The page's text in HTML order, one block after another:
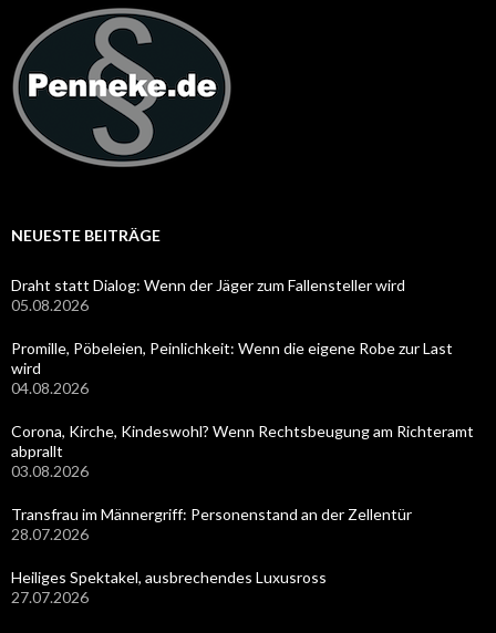
NEUESTE BEITRÄGE
Draht statt Dialog: Wenn der Jäger zum Fallensteller wird
05.08.2026
Promille, Pöbeleien, Peinlichkeit: Wenn die eigene Robe zur Last
wird
04.08.2026
Corona, Kirche, Kindeswohl? Wenn Rechtsbeugung am Richteramt
abprallt
03.08.2026
Transfrau im Männergriff: Personenstand an der Zellentür
28.07.2026
Heiliges Spektakel, ausbrechendes Luxusross
27.07.2026